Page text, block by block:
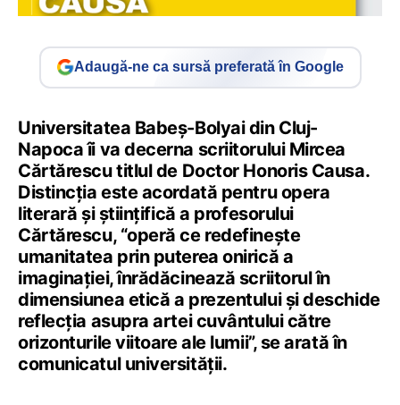
Adaugă-ne ca sursă preferată în Google
Universitatea Babeș-Bolyai din Cluj-
Napoca îi va decerna scriitorului Mircea
Cărtărescu titlul de Doctor Honoris Causa.
Distincţia este acordată pentru opera
literară și științifică a profesorului
Cărtărescu, “operă ce redefinește
umanitatea prin puterea onirică a
imaginației, înrădăcinează scriitorul în
dimensiunea etică a prezentului și deschide
reflecția asupra artei cuvântului către
orizonturile viitoare ale lumii”, se arată în
comunicatul universității.